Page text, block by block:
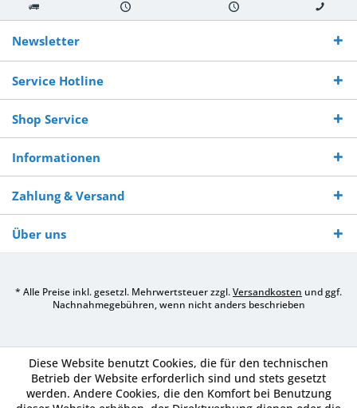
Kostenloser
Versand ab €
250,-
Versand innerhalb von Versand von So erreichen
Sie uns 0160
970 511 90
Newsletter
Service Hotline
Shop Service
Informationen
Zahlung & Versand
Über uns
* Alle Preise inkl. gesetzl. Mehrwertsteuer zzgl.Versandkosten und ggf.
Nachnahmegebühren, wenn nicht anders beschrieben
Diese Website benutzt Cookies, die für den technischen
Betrieb der Website erforderlich sind und stets gesetzt
werden. Andere Cookies, die den Komfort bei Benutzung